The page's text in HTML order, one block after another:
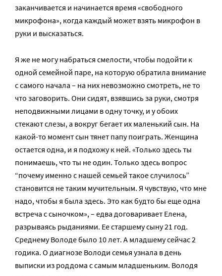
заканчивается и начинается время «свободного
микрофона», когда каждый может взять микрофон в
руки и высказаться.
Я же не могу набраться смелости, чтобы подойти к
одной семейной паре, на которую обратила внимание
с самого начала – на них невозможно смотреть, не то
что заговорить. Они сидят, взявшись за руки, смотря
неподвижными лицами в одну точку, и у обоих
стекают слезы, а вокруг бегает их маленький сын. На
какой-то момент сын тянет папу поиграть. Женщина
остается одна, и я подхожу к ней. «Только здесь ты
понимаешь, что ты не один. Только здесь вопрос
“почему именно с нашей семьей такое случилось”
становится не таким мучительным. Я чувствую, что мне
надо, чтобы я была здесь. Это как будто бы еще одна
встреча с сыночком», – едва договаривает Елена,
разрываясь рыданиями. Ее старшему сыну 21 год.
Среднему Володе было 10 лет. А младшему сейчас 2
годика. О диагнозе Володи семья узнала в день
выписки из роддома с самым младшеньким. Володя